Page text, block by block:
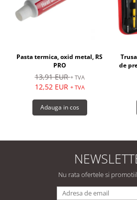
Pasta termica, oxid metal, RS
PRO
13,91 EUR+ TVA
12,52 EUR + TVA
Adauga in cos
de
Nu rata ofertele si